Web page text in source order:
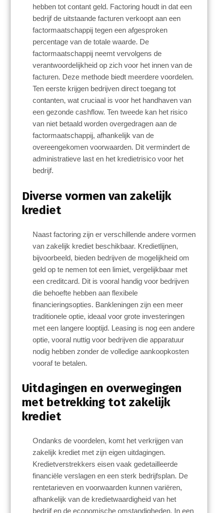
hebben tot contant geld. Factoring houdt in dat een
bedrijf de uitstaande facturen verkoopt aan een
factormaatschappij tegen een afgesproken
percentage van de totale waarde. De
factormaatschappij neemt vervolgens de
verantwoordelijkheid op zich voor het innen van de
facturen. Deze methode biedt meerdere voordelen.
Ten eerste krijgen bedrijven direct toegang tot
contanten, wat cruciaal is voor het handhaven van
een gezonde cashflow. Ten tweede kan het risico
van niet betaald worden overgedragen aan de
factormaatschappij, afhankelijk van de
overeengekomen voorwaarden. Dit vermindert de
administratieve last en het kredietrisico voor het
bedrijf.
Diverse vormen van zakelijk
krediet
Naast factoring zijn er verschillende andere vormen
van zakelijk krediet beschikbaar. Kredietlijnen,
bijvoorbeeld, bieden bedrijven de mogelijkheid om
geld op te nemen tot een limiet, vergelijkbaar met
een creditcard. Dit is vooral handig voor bedrijven
die behoefte hebben aan flexibele
financieringsopties. Bankleningen zijn een meer
traditionele optie, ideaal voor grote investeringen
met een langere looptijd. Leasing is nog een andere
optie, vooral nuttig voor bedrijven die apparatuur
nodig hebben zonder de volledige aankoopkosten
vooraf te betalen.
Uitdagingen en overwegingen
met betrekking tot zakelijk
krediet
Ondanks de voordelen, komt het verkrijgen van
zakelijk krediet met zijn eigen uitdagingen.
Kredietverstrekkers eisen vaak gedetailleerde
financiële verslagen en een sterk bedrijfsplan. De
rentetarieven en voorwaarden kunnen variëren,
afhankelijk van de kredietwaardigheid van het
bedrijf en de economische omstandigheden. In een